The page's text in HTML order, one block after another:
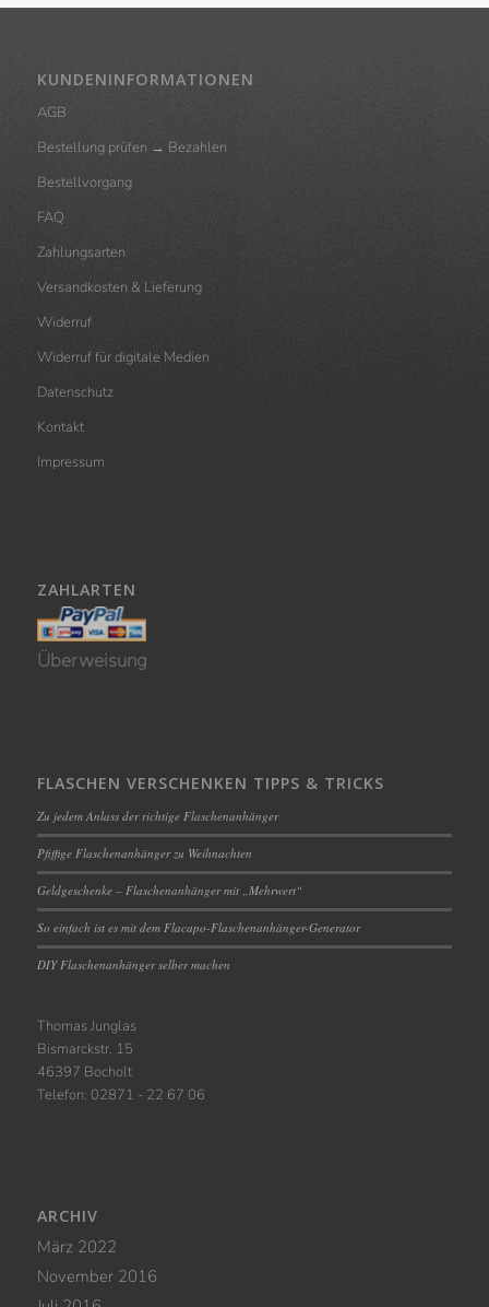
KUNDENINFORMATIONEN
AGB
Bestellung prüfen → Bezahlen
Bestellvorgang
FAQ
Zahlungsarten
Versandkosten & Lieferung
Widerruf
Widerruf für digitale Medien
Datenschutz
Kontakt
Impressum
ZAHLARTEN
Überweisung
FLASCHEN VERSCHENKEN TIPPS & TRICKS
Zu jedem Anlass der richtige Flaschenanhänger
Pfiffige Flaschenanhänger zu Weihnachten
Geldgeschenke – Flaschenanhänger mit „Mehrwert“
So einfach ist es mit dem Flacapo-Flaschenanhänger-Generator
DIY Flaschenanhänger selber machen
Thomas Junglas
Bismarckstr. 15
46397 Bocholt
Telefon: 02871 - 22 67 06
ARCHIV
März 2022
November 2016